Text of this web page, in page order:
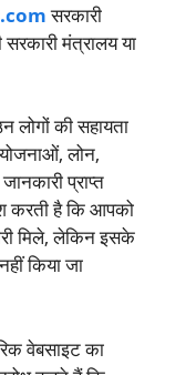
सरकारी
मंत्रालय या
लोगों की सहायता
लोन,
प्राप्त
करती है कि आपको
मिले, लेकिन इसके
किया जा
वेबसाइट का